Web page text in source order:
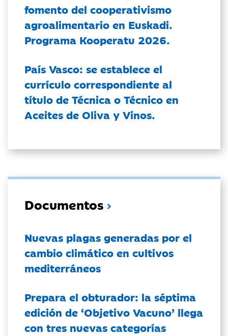
fomento del cooperativismo
agroalimentario en Euskadi.
Programa Kooperatu 2026.
País Vasco: se establece el
currículo correspondiente al
título de Técnica o Técnico en
Aceites de Oliva y Vinos.
Documentos
Nuevas plagas generadas por el
cambio climático en cultivos
mediterráneos
Prepara el obturador: la séptima
edición de ‘Objetivo Vacuno’ llega
con tres nuevas categorías